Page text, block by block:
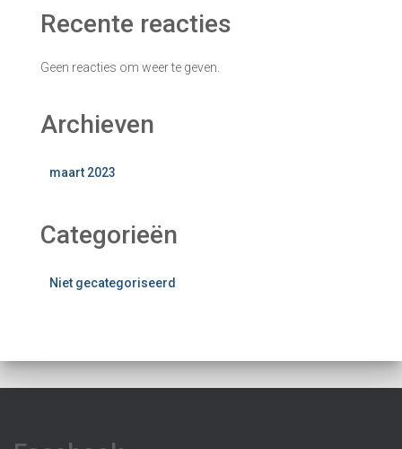
Recente reacties
Geen reacties om weer te geven.
Archieven
maart 2023
Categorieën
Niet gecategoriseerd